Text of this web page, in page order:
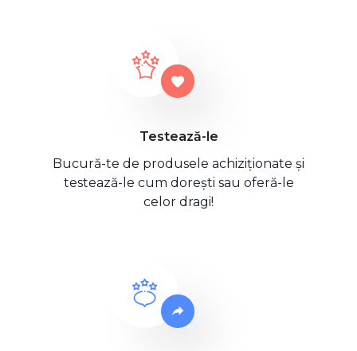
Testează-le
Bucură-te de produsele achiziționate și
testează-le cum dorești sau oferă-le
celor dragi!